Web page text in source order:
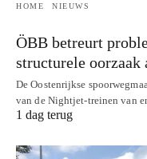
HOME NIEUWS
ÖBB betreurt
structurele oorzaak
De Oostenrijkse
van de Nightjet-treinen van
1 dag terug